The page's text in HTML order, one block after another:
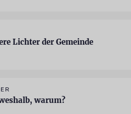
Lichter der Gemeinde
warum?